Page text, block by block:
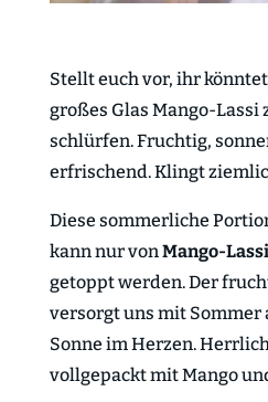
Stellt euch vor, ihr
großes Glas Mango-Lassi
schlürfen. Fruchtig,
erfrischend. Klingt
Diese sommerliche
kann nur vonMango-
getoppt werden. Der
versorgt uns mit Sommer
Sonne im Herzen.
vollgepackt mit Mango